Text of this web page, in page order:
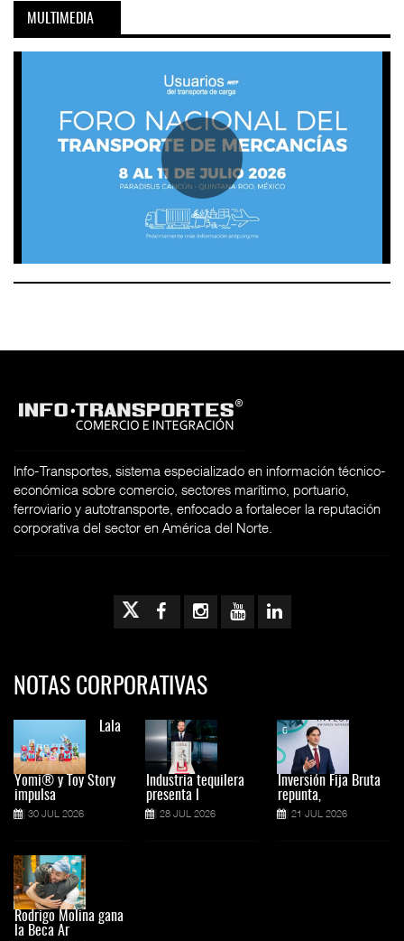
MULTIMEDIA
Info-Transportes, sistema especializado en información técnico-
económica sobre comercio, sectores marítimo, portuario,
ferroviario y autotransporte, enfocado a fortalecer la reputación
corporativa del sector en América del Norte.
NOTAS CORPORATIVAS
Lala
Yomi® y Toy Story
impulsa
30 JUL 2026
Rodrigo Molina gana
la Beca Ar
Industria tequilera
presenta l
28 JUL 2026
Inversión Fija Bruta
repunta,
21 JUL 2026